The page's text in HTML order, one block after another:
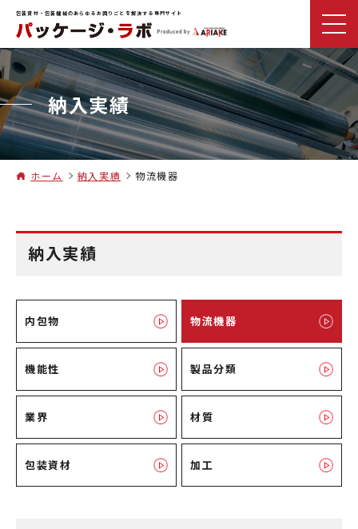
包装資材・包装機械のあらゆるお困りごとを解決する専門サイト
納入実績
ホーム 納入実績 物流機器
納入実績
内包物 物流機器
機能性 製品分類
業界 材質
包装資材 加工